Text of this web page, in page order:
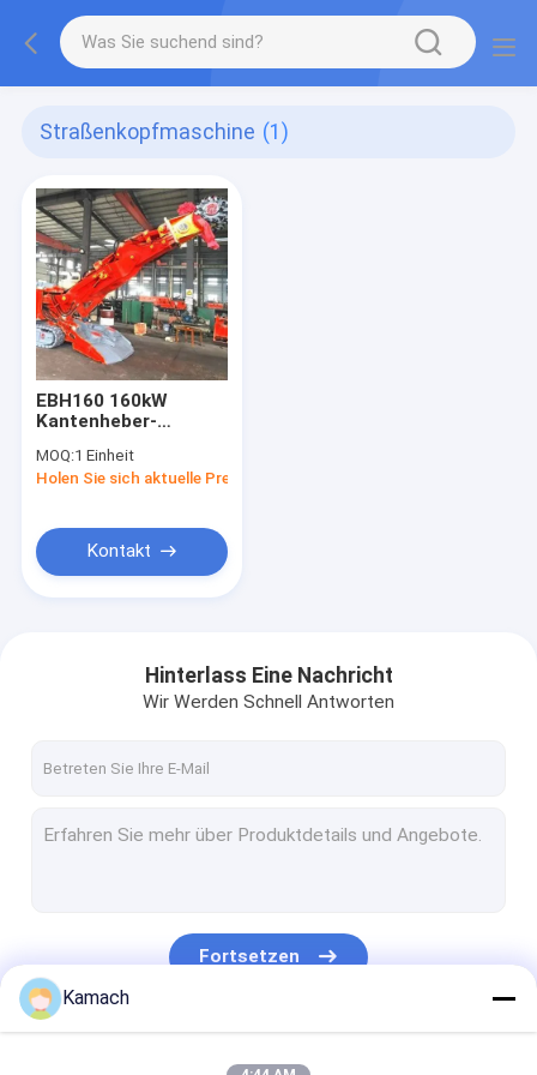
Straßenkopfmaschine (1)
EBH160 160kW
Kantenheber-
Maschinenpilotensteuerung
Modulardesign
MOQ:1 Einheit
Holen Sie sich aktuelle Preis
Kontakt
Hinterlass Eine Nachricht
Wir Werden Schnell Antworten
Fortsetzen
Kamach